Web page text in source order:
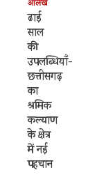
आलेख
ढाई
साल
की
उपलब्धियाँ-
छत्तीसगढ़
का
श्रमिक
कल्याण
के क्षेत्र
में नई
पहचान